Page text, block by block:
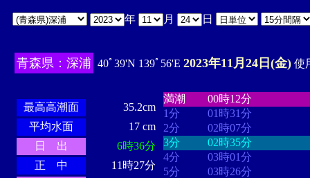
年 月 日
青森県：深浦 40ﾟ39'N 139ﾟ56'E 2023年11月24日(金) 使
最高高潮面
35.2cm
平均水面
17 cm
日 出
6時36分
正 中
11時27分
満潮
00時12分
1分
01時31分
2分
02時07分
3分
02時35分
4分
03時01分
5分
03時26分